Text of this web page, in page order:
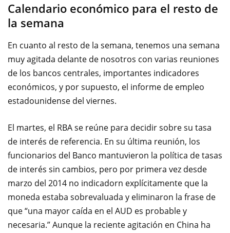
Calendario económico para el resto de
la semana
En cuanto al resto de la semana, tenemos una semana
muy agitada delante de nosotros con varias reuniones
de los bancos centrales, importantes indicadores
económicos, y por supuesto, el informe de empleo
estadounidense del viernes.
El martes, el RBAse reúne para decidir sobresu tasa
de interés de referencia. En su última reunión, los
funcionarios del Banco mantuvieron la política de tasas
de interés sin cambios, pero por primera vez desde
marzo del 2014 no indicadorn explícitamente que la
moneda estaba sobrevaluada y eliminaron la frase de
que “una mayor caída en el AUD es probable y
necesaria.”Aunque la reciente agitación en China ha